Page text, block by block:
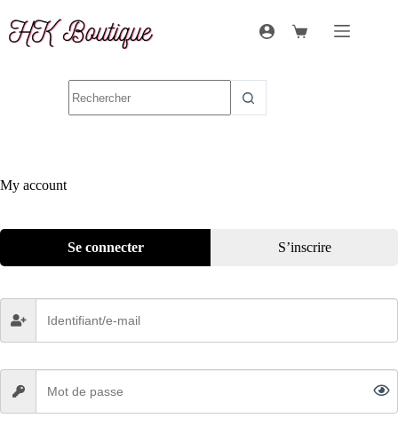
My account
Se connecter S’inscrire